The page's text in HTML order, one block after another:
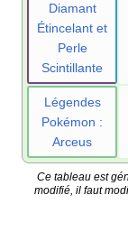
Diamant
Étincelant et
Perle
Scintillante
Légendes
Pokémon :
Arceus
Ce tableau est
modifié, il faut